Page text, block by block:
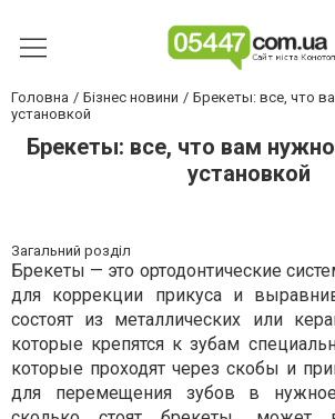
Головна Бізнес новини
Брекеты: все, что
установкой
Брекеты: все, что вам
установкой
Загальний розділ
Брекеты — это ортодонтические
для коррекции прикуса и
состоят из металлических или
которые крепятся к зубам
которые проходят через скобы и
для перемещения зубов в